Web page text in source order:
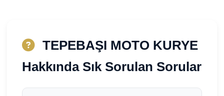
TEPEBAŞI MOTO KURYE
Hakkında Sık Sorulan Sorular